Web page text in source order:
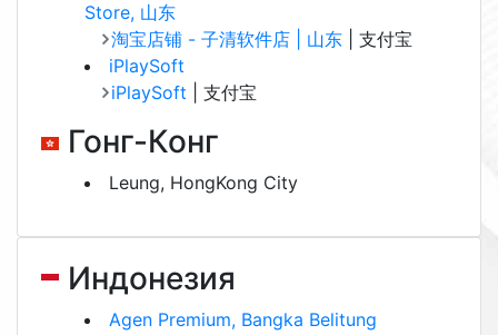
Store, 山东
淘宝店铺 - 子清软件店 | 山东
| 支付宝
iPlaySoft
iPlaySoft
| 支付宝
Гонг-Конг
Leung, HongKong City
Индонезия
Agen Premium, Bangka Belitung